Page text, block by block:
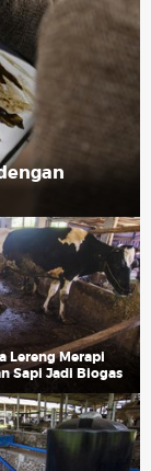
Lereng Merapi
Sapi Jadi Biogas